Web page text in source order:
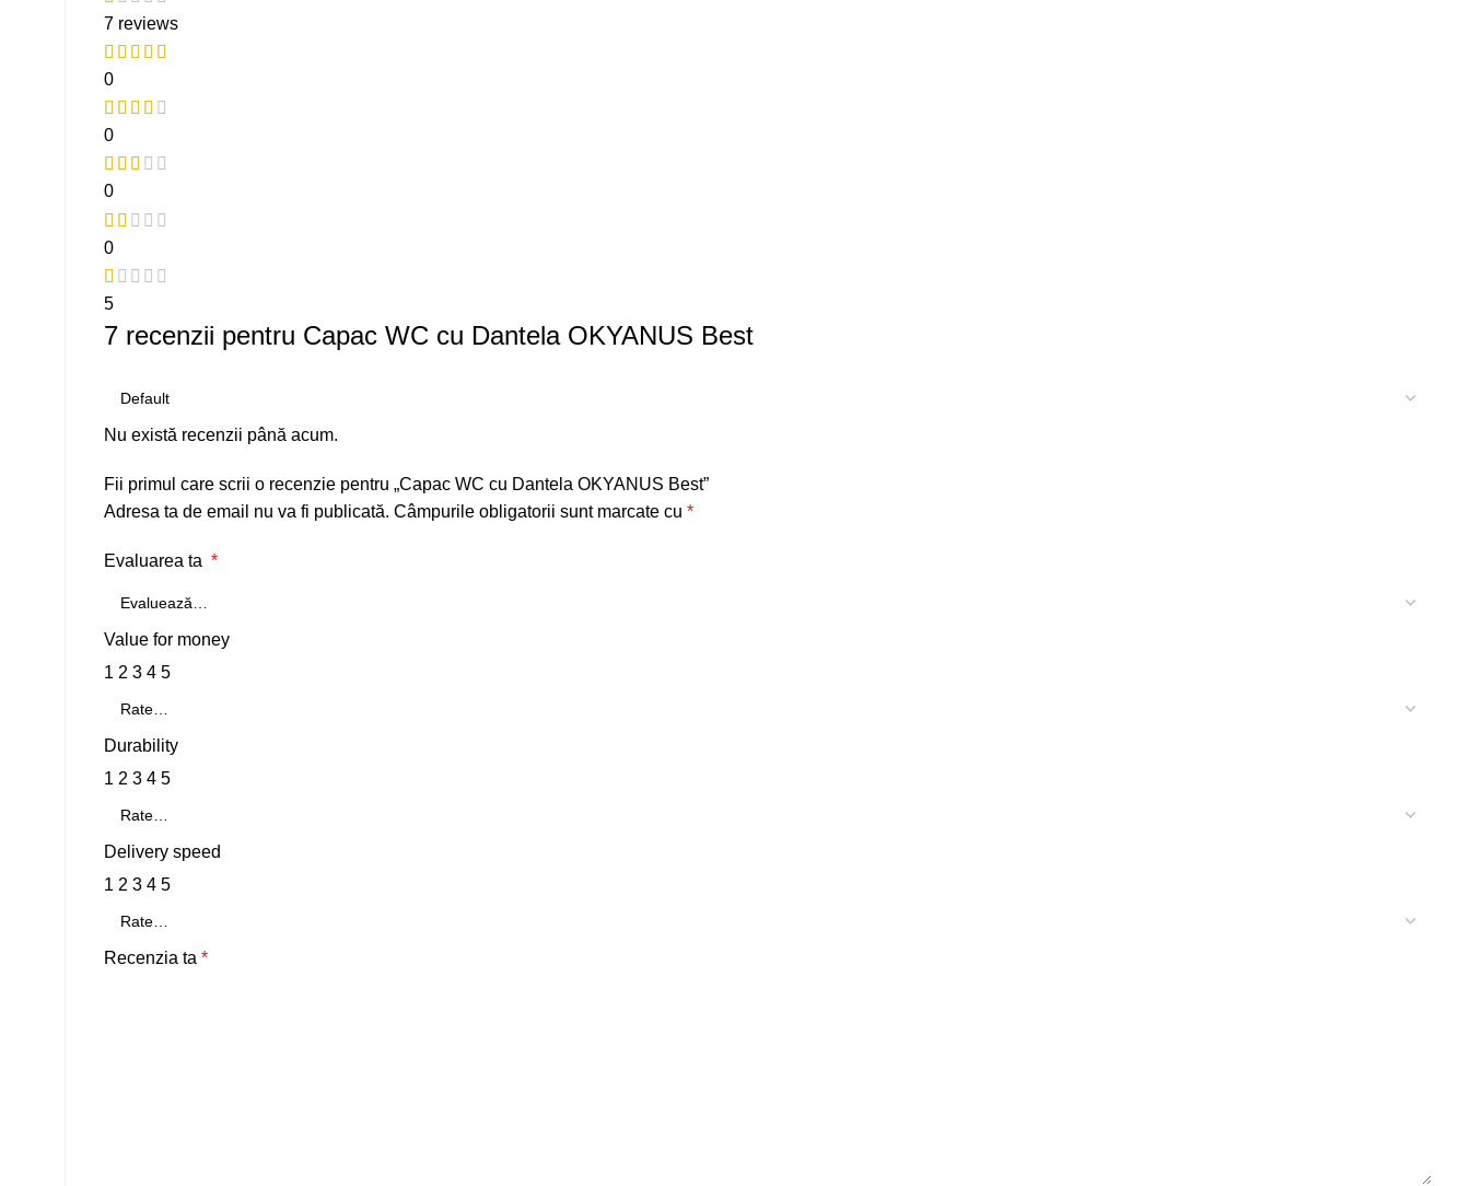
7 reviews
0
0
0
0
5
7 recenzii pentru Capac WC cu Dantela OKYANUS Best
Nu există recenzii până acum.
Fii primul care scrii o recenzie pentru „Capac WC cu Dantela OKYANUS Best”
Adresa ta de email nu va fi publicată. Câmpurile obligatorii sunt marcate cu *
Evaluarea ta *
Value for money
1 2 3 4 5
Durability
1 2 3 4 5
Delivery speed
1 2 3 4 5
Recenzia ta *